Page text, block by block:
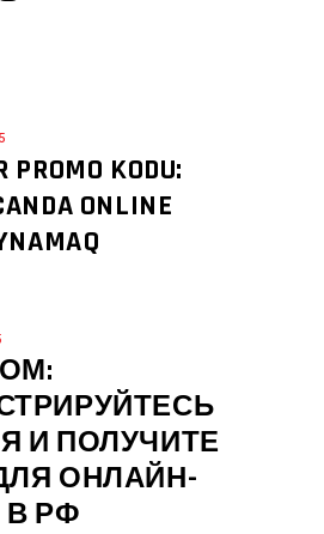
PROMO KODU:
ONLINE
И ПОЛУЧИТЕ
ОНЛАЙН-
В РФ